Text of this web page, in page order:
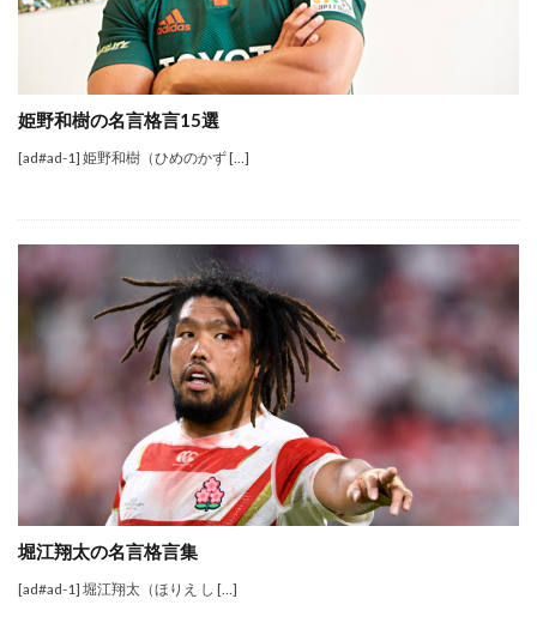
姫野和樹の名言格言15選
[ad#ad-1] 姫野和樹（ひめのかず […]
堀江翔太の名言格言集
[ad#ad-1] 堀江翔太（ほりえ し […]